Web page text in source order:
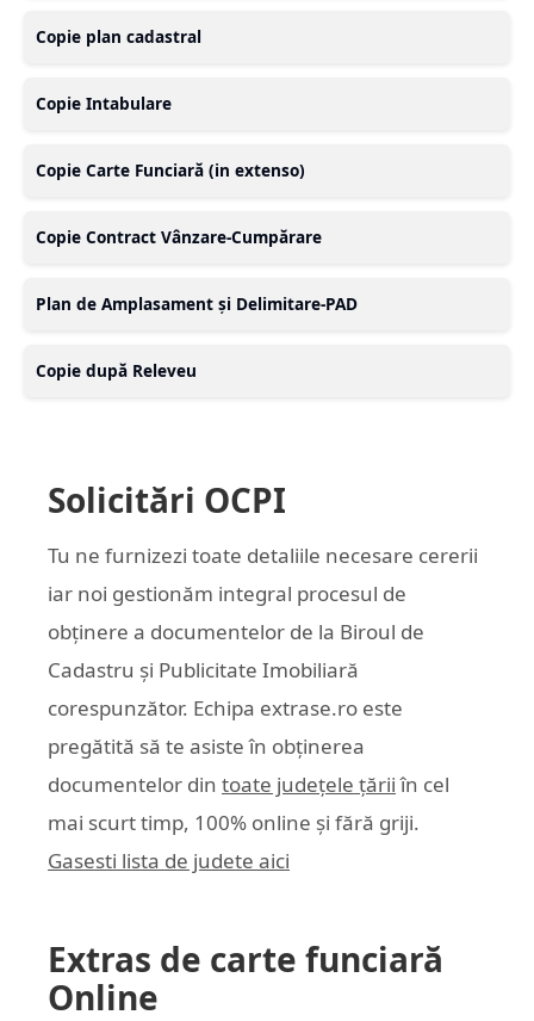
Copie plan cadastral
Copie Intabulare
Copie Carte Funciară (in extenso)
Copie Contract Vânzare-Cumpărare
Plan de Amplasament și Delimitare-PAD
Copie după Releveu
Solicitări OCPI
Tu ne furnizezi toate detaliile necesare cererii
iar noi gestionăm integral procesul de
obținere a documentelor de la Biroul de
Cadastru și Publicitate Imobiliară
corespunzător. Echipa extrase.ro este
pregătită să te asiste în obținerea
documentelor din toate județele țării în cel
mai scurt timp, 100% online și fără griji.
Gasesti lista de judete aici
Extras de carte funciară
Online